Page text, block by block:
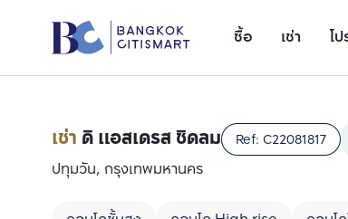
ซื้อ เช่า โ
เช่า ดิ แอสเดรส ชิดลม Ref: C22081817
ปทุมวัน, กรุงเทพมหานคร